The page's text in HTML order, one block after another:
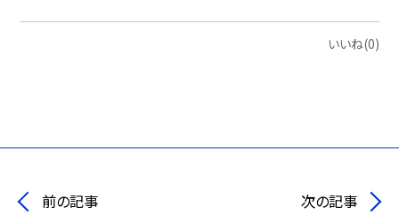
いいね(0)
前の記事 次の記事